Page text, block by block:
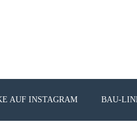
AUF INSTAGRAM BAU-